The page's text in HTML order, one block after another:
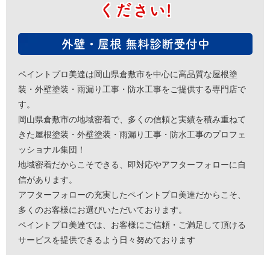
ください!
外壁・屋根 無料診断受付中
ペイントプロ美達は岡山県倉敷市を中心に高品質な屋根塗
装・外壁塗装・雨漏り工事・防水工事をご提供する専門店で
す。
岡山県倉敷市の地域密着で、多くの信頼と実績を積み重ねて
きた屋根塗装・外壁塗装・雨漏り工事・防水工事のプロフェ
ッショナル集団！
地域密着だからこそできる、即対応やアフターフォローに自
信があります。
アフターフォローの充実したペイントプロ美達だからこそ、
多くのお客様にお選びいただいております。
ペイントプロ美達では、お客様にご信頼・ご満足して頂ける
サービスを提供できるよう日々努めております